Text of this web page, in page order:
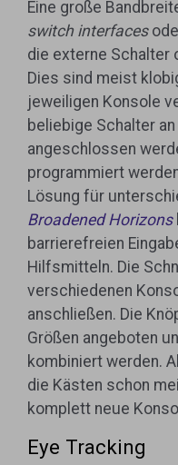
Eine große
switch interfaces
die externe Schalter
Dies sind meist
jeweiligen Konsole
beliebige Schalter
angeschlossen
programmiert
Lösung für
Broadened Horizons
barrierefreien
Hilfsmitteln. Die
verschiedenen
anschließen. Die
Größen angeboten
kombiniert werden.
die Kästen schon
komplett neue
Eye Tracking